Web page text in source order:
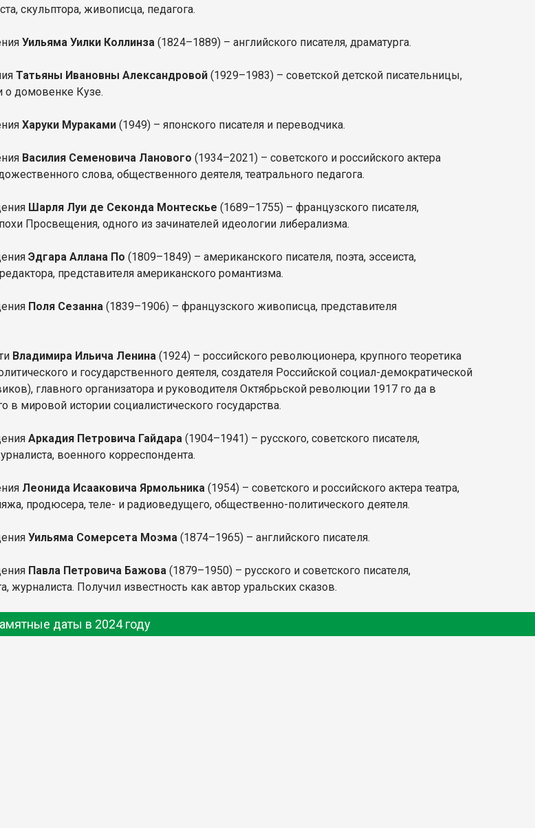
скульптора, живописца, педагога.
Уильяма Уилки Коллинза (1824–1889) – английского писателя, драматурга.
Татьяны Ивановны Александровой (1929–1983) – советской детской писательницы,
о домовенке Кузе.
Харуки Мураками (1949) – японского писателя и переводчика.
Василия Семеновича Ланового (1934–2021) – советского и российского актера
слова, общественного деятеля, театрального педагога.
Шарля Луи де Секонда Монтескье (1689–1755) – французского писателя,
Просвещения, одного из зачинателей идеологии либерализма.
Эдгара Аллана По (1809–1849) – американского писателя, поэта, эссеиста,
представителя американского романтизма.
Поля Сезанна (1839–1906) – французского живописца, представителя
Владимира Ильича Ленина (1924) – российского революционера, крупного теоретика
и государственного деятеля, создателя Российской социал-демократической
главного организатора и руководителя Октябрьской революции 1917 го да в
в мировой истории социалистического государства.
Аркадия Петровича Гайдара(1904–1941) – русского, советского писателя,
военного корреспондента.
Леонида Исааковича Ярмольника (1954) – советского и российского актера театра,
продюсера, теле- и радиоведущего, общественно-политического деятеля.
Уильяма Сомерсета Моэма (1874–1965) – английского писателя.
Павла Петровича Бажова(1879–1950) – русского и советского писателя,
журналиста. Получил известность как автор уральских сказов.
даты в 2024 году